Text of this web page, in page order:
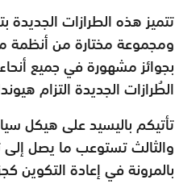
تتميز هذه الطرازات
ومجموعة مختارة من أنظمة
بجوائز مشهورة في جميع
الطُرازات الجديدة التزام
تأتيكم باليسيد على هيكل
والثالث تستوعب ما يصل إلى
بالمرونة في إعادة التكوين